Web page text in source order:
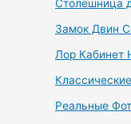
Столешница
Замок Двин
Лор Кабинет
Реальные